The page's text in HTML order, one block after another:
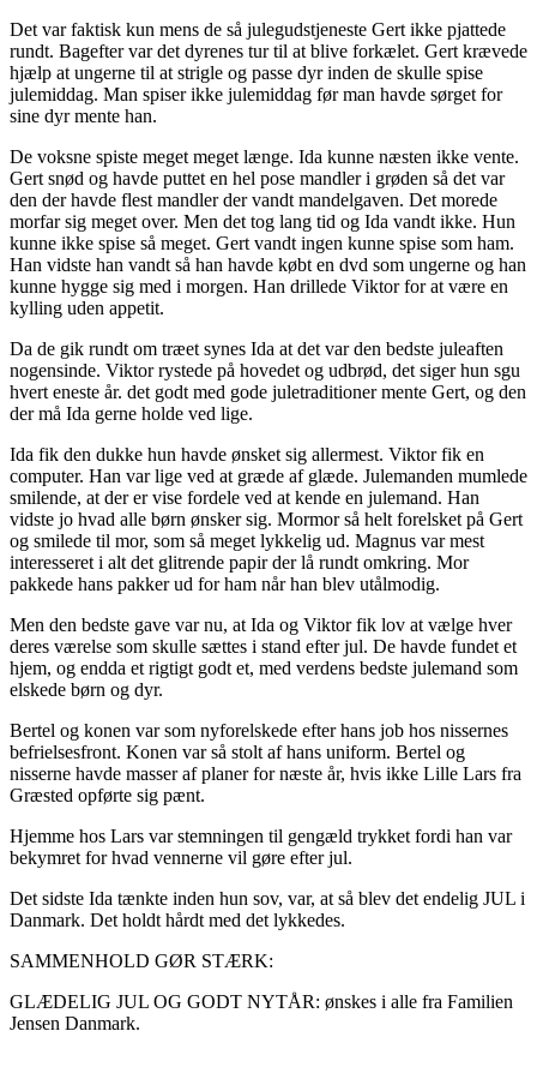
Det var faktisk kun mens de så julegudstjeneste Gert ikke pjattede
rundt. Bagefter var det dyrenes tur til at blive forkælet. Gert krævede
hjælp at ungerne til at strigle og passe dyr inden de skulle spise
julemiddag. Man spiser ikke julemiddag før man havde sørget for
sine dyr mente han.
De voksne spiste meget meget længe. Ida kunne næsten ikke vente.
Gert snød og havde puttet en hel pose mandler i grøden så det var
den der havde flest mandler der vandt mandelgaven. Det morede
morfar sig meget over. Men det tog lang tid og Ida vandt ikke. Hun
kunne ikke spise så meget. Gert vandt ingen kunne spise som ham.
Han vidste han vandt så han havde købt en dvd som ungerne og han
kunne hygge sig med i morgen. Han drillede Viktor for at være en
kylling uden appetit.
Da de gik rundt om træet synes Ida at det var den bedste juleaften
nogensinde. Viktor rystede på hovedet og udbrød, det siger hun sgu
hvert eneste år. det godt med gode juletraditioner mente Gert, og den
der må Ida gerne holde ved lige.
Ida fik den dukke hun havde ønsket sig allermest. Viktor fik en
computer. Han var lige ved at græde af glæde. Julemanden mumlede
smilende, at der er vise fordele ved at kende en julemand. Han
vidste jo hvad alle børn ønsker sig. Mormor så helt forelsket på Gert
og smilede til mor, som så meget lykkelig ud. Magnus var mest
interesseret i alt det glitrende papir der lå rundt omkring. Mor
pakkede hans pakker ud for ham når han blev utålmodig.
Men den bedste gave var nu, at Ida og Viktor fik lov at vælge hver
deres værelse som skulle sættes i stand efter jul. De havde fundet et
hjem, og endda et rigtigt godt et, med verdens bedste julemand som
elskede børn og dyr.
Bertel og konen var som nyforelskede efter hans job hos nissernes
befrielsesfront. Konen var så stolt af hans uniform. Bertel og
nisserne havde masser af planer for næste år, hvis ikke Lille Lars fra
Græsted opførte sig pænt.
Hjemme hos Lars var stemningen til gengæld trykket fordi han var
bekymret for hvad vennerne vil gøre efter jul.
Det sidste Ida tænkte inden hun sov, var, at så blev det endelig JUL i
Danmark. Det holdt hårdt med det lykkedes.
SAMMENHOLD GØR STÆRK:
GLÆDELIG JUL OG GODT NYTÅR: ønskes i alle fra Familien
Jensen Danmark.